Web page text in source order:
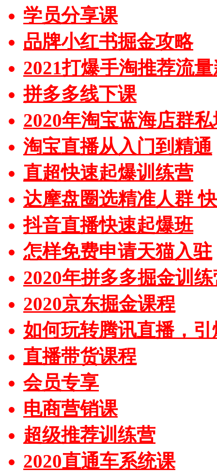
学员分享课
品牌小红书掘金攻略
2021打爆手淘推荐流
拼多多线下课
2020年淘宝蓝海店群
淘宝直播从入门到精通
直超快速起爆训练营
达摩盘圈选精准人群
抖音直播快速起爆班
怎样免费申请天猫入驻
2020年拼多多掘金训
2020京东掘金课程
如何玩转腾讯直播，
直播带货课程
会员专享
电商营销课
超级推荐训练营
2020直通车系统课